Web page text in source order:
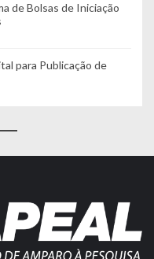
de Bolsas de Iniciação
para Publicação de